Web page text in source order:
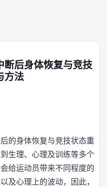
断后身体恢复与竞技
方法
的身体恢复与竞技状态重
生理、心理及训练等多个
给运动员带来不同程度的
及心理上的波动，因此，